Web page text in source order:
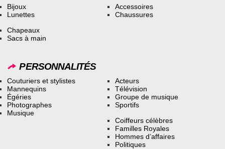
Bijoux
Lunettes
Accessoires
Chaussures
Chapeaux
Sacs à main
PERSONNALITÉS
Couturiers et stylistes
Mannequins
Égéries
Photographes
Musique
Acteurs
Télévision
Groupe de musique
Sportifs
Coiffeurs célèbres
Familles Royales
Hommes d’affaires
Politiques